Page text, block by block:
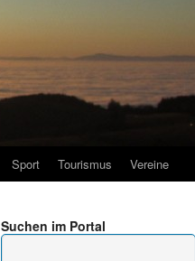
Sport Tourismus Vereine
Suchen im Portal